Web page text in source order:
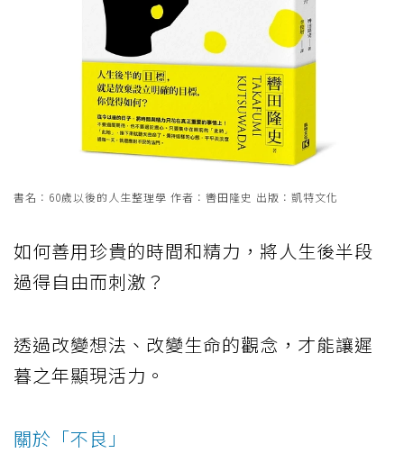
書名：60歲以後的人生整理學 作者：轡田隆史 出版：凱特文化
如何善用珍貴的時間和精力，將人生後半段
過得自由而刺激？
透過改變想法、改變生命的觀念，才能讓遲
暮之年顯現活力。
關於「不良」